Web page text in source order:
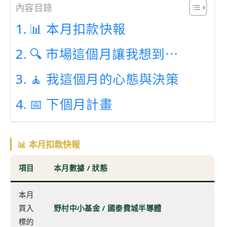
內容目錄
📊 本月扣款快報
🔍 市場這個月讓我想到⋯
🧘 我這個月的心態與決策
📅 下個月計畫
📊 本月扣款快報
項目 本月數據 / 狀態
本月
買入
標的
野村中小基金 / 國泰費城半導體